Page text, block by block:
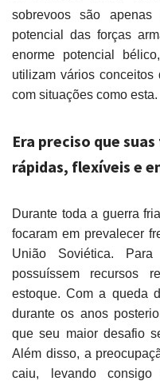
sobrevoos são
potencial das forças
enorme potencial
utilizam vários conceitos
com situações como esta.
Era preciso que
rápidas, flexíveis e
Durante toda a guerra
focaram em prevalecer
União Soviética.
possuíssem recursos
estoque. Com a queda
durante os anos
que seu maior desafio
Além disso, a
caiu, levando